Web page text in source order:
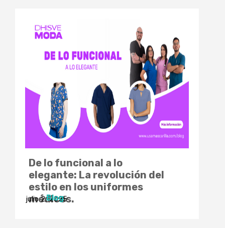
De lo funcional a lo
elegante: La revolución del
estilo en los uniformes
médicos.
julio 2, 2025
Blog